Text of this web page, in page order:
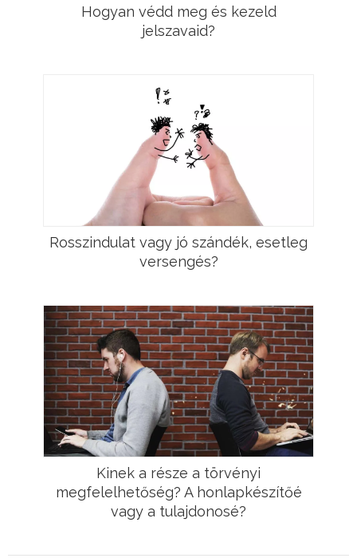
Hogyan védd meg és kezeld
jelszavaid?
Rosszindulat vagy jó szándék, esetleg
versengés?
Kinek a része a törvényi
megfelelhetőség? A honlapkészítőé
vagy a tulajdonosé?